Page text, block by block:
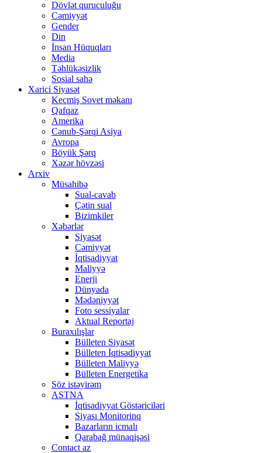
Dövlət quruculuğu
Cəmiyyət
Gender
Din
İnsan Hüquqları
Media
Təhlükəsizlik
Sosial sahə
Xarici Siyasət
Keçmiş Sovet məkanı
Qafqaz
Amerika
Cənub-Şərqi Asiya
Avropa
Böyük Şərq
Xəzər hövzəsi
Arxiv
Müsahibə
Sual-cavab
Çətin sual
Bizimkiler
Xəbərlər
Siyasət
Cəmiyyət
İqtisadiyyat
Maliyyə
Enerji
Dünyada
Mədəniyyət
Foto sessiyalar
Aktual Reportaj
Buraxılışlar
Bülleten Siyasət
Bülleten İqtisadiyyat
Bülleten Maliyyə
Bülleten Energetika
Söz istəyirəm
ASTNA
İqtisadiyyat Göstəriciləri
Siyası Monitorinq
Bazarların icmalı
Qarabağ münaqişəsi
Contact az